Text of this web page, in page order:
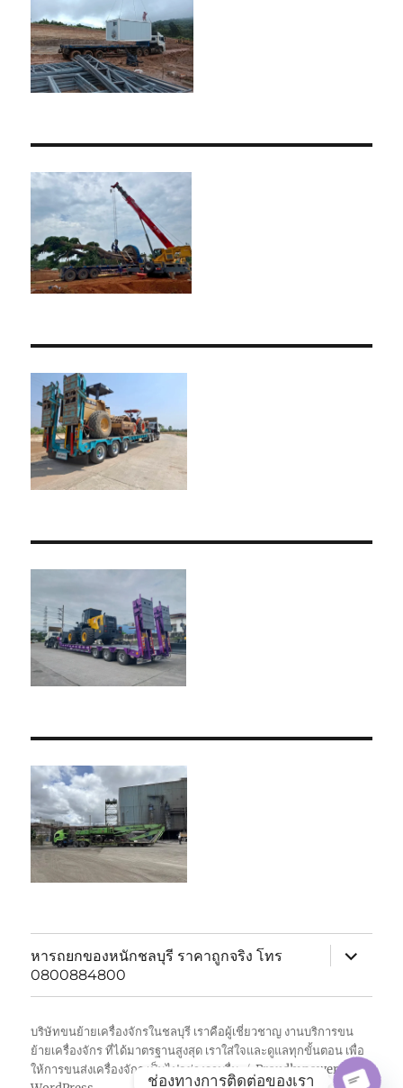
หารถยกของหนักชลบุรี ราคาถูกจริง โทร
0800884800
expand
child
บริษัทขนย้ายเครื่องจักรในชลบุรี เราคือผู้เชี่ยวชาญ งานบริการขน
ย้ายเครื่องจักร ที่ได้มาตรฐานสูงสุด เราใส่ใจและดูแลทุกขั้นตอน เพื่อ
ให้การขนส่งเครื่องจักร เป็นไปอย่างราบรื่น
Proudly powered by
ช่องทางการติดต่อของเรา